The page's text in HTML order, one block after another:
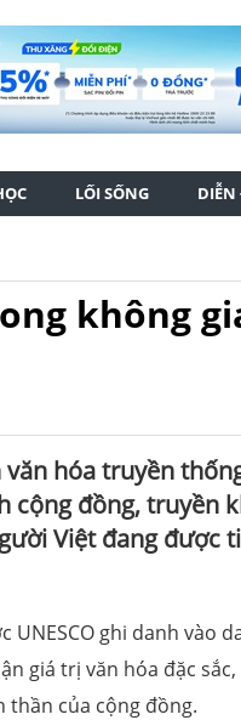
LỐI SỐNG
không
văn hóa truyền
cộng đồng, truyền
Việt đang được
UNESCO ghi danh vào
giá trị văn hóa đặc sắc,
thần của cộng đồng.